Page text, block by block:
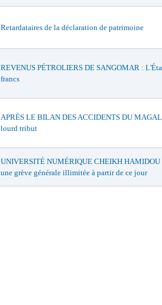
Retardataires de la déclaration de patrimoine
REVENUS PÉTROLIERS DE SANGOMAR :
francs
APRÈS LE BILAN DES ACCIDENTS DU
lourd tribut
UNIVERSITÉ NUMÉRIQUE CHEIKH HAMIDOU
une grève générale illimitée à partir de ce jour